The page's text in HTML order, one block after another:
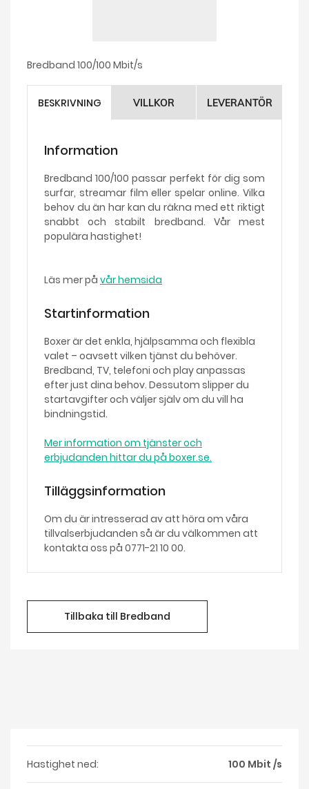
Bredband 100/100 Mbit/s
BESKRIVNING VILLKOR LEVERANTÖR
Information
Bredband 100/100 passar perfekt för dig som
surfar, streamar film eller spelar online. Vilka
behov du än har kan du räkna med ett riktigt
snabbt och stabilt bredband. Vår mest
populära hastighet!
Läs mer på vår hemsida
Startinformation
Boxer är det enkla, hjälpsamma och flexibla
valet – oavsett vilken tjänst du behöver.
Bredband, TV, telefoni och play anpassas
efter just dina behov. Dessutom slipper du
startavgifter och väljer själv om du vill ha
bindningstid.
Mer information om tjänster och
erbjudanden hittar du på boxer.se.
Tilläggsinformation
Om du är intresserad av att höra om våra
tillvalserbjudanden så är du välkommen att
kontakta oss på 0771-21 10 00.
Tillbaka till Bredband
Hastighet ned: 100 Mbit /s